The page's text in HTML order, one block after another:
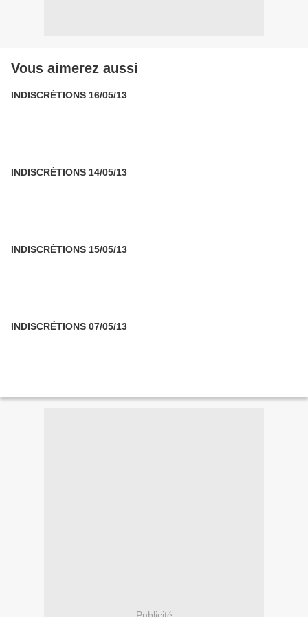
Vous aimerez aussi
INDISCRÉTIONS 16/05/13
INDISCRÉTIONS 14/05/13
INDISCRÉTIONS 15/05/13
INDISCRÉTIONS 07/05/13
Publicité